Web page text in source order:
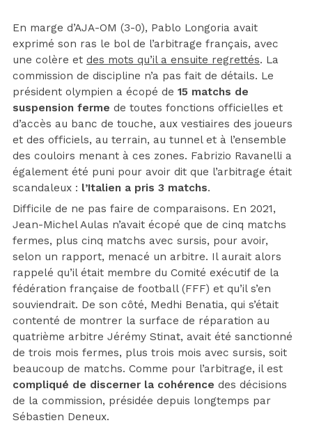
En marge d’AJA-OM (3-0), Pablo Longoria avait
exprimé son ras le bol de l’arbitrage français, avec
une colère et des mots qu’il a ensuite regrettés. La
commission de discipline n’a pas fait de détails. Le
président olympien a écopé de 15 matchs de
suspension ferme de toutes fonctions officielles et
d’accès au banc de touche, aux vestiaires des joueurs
et des officiels, au terrain, au tunnel et à l’ensemble
des couloirs menant à ces zones. Fabrizio Ravanelli a
également été puni pour avoir dit que l’arbitrage était
scandaleux : l’Italien a pris 3 matchs.
Difficile de ne pas faire de comparaisons. En 2021,
Jean-Michel Aulas n’avait écopé que de cinq matchs
fermes, plus cinq matchs avec sursis, pour avoir,
selon un rapport, menacé un arbitre. Il aurait alors
rappelé qu’il était membre du Comité exécutif de la
fédération française de football (FFF) et qu’il s’en
souviendrait. De son côté, Medhi Benatia, qui s’était
contenté de montrer la surface de réparation au
quatrième arbitre Jérémy Stinat, avait été sanctionné
de trois mois fermes, plus trois mois avec sursis, soit
beaucoup de matchs. Comme pour l’arbitrage, il est
compliqué de discerner la cohérence des décisions
de la commission, présidée depuis longtemps par
Sébastien Deneux.